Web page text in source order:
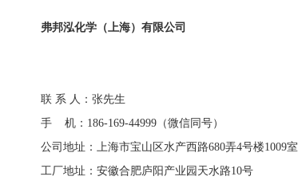
弗邦泓化学（上海）有限公司
联 系 人：张先生
手 机：186-169-44999（微信同号）
公司地址：上海市宝山区水产西路680弄4号楼1009室
工厂地址：安徽合肥庐阳产业园天水路10号